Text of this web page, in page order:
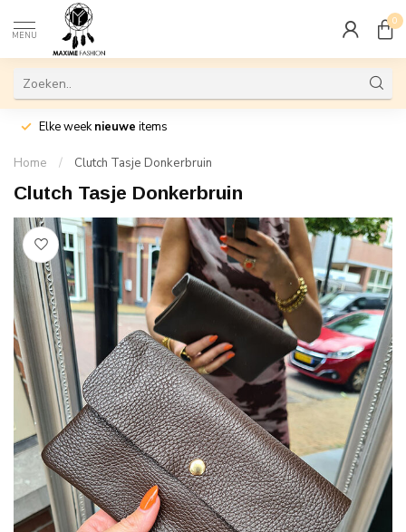
MENU
0
Elke weeknieuwe items
Home / Clutch Tasje Donkerbruin
Clutch Tasje Donkerbruin